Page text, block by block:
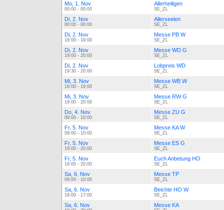
Mo, 1. Nov
00:00 - 00:00
Allerheiligen
SE_ZL
Di, 2. Nov
00:00 - 00:00
Allerseelen
SE_ZL
Di, 2. Nov
18:00 - 19:00
Messe PB W
SE_ZL
Di, 2. Nov
19:00 - 20:00
Messe WD G
SE_ZL
Di, 2. Nov
19:30 - 20:00
Lobpreis WD
SE_ZL
Mi, 3. Nov
18:00 - 19:00
Messe WB W
SE_ZL
Mi, 3. Nov
19:00 - 20:00
Messe RW G
SE_ZL
Do, 4. Nov
09:00 - 10:00
Messe ZU G
SE_ZL
Fr, 5. Nov
09:00 - 10:00
Messe KA W
SE_ZL
Fr, 5. Nov
19:00 - 20:00
Messe ES G
SE_ZL
Fr, 5. Nov
19:00 - 20:00
Euch Anbetung HO
SE_ZL
Sa, 6. Nov
09:00 - 10:00
Messe TP
SE_ZL
Sa, 6. Nov
16:00 - 17:00
Beichte HO W
SE_ZL
Sa, 6. Nov Messe KA